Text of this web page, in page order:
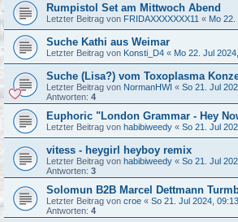
Rumpistol Set am Mittwoch Abend
Letzter Beitrag von FRIDAXXXXXXX11 « Mo 22.
Suche Kathi aus Weimar
Letzter Beitrag von Konsti_D4 « Mo 22. Jul
Suche (Lisa?) vom Toxoplasma
Letzter Beitrag von NormanHWI « So 21. Jul
Antworten: 4
Euphoric "London Grammar - Hey
Letzter Beitrag von habibiweedy « So 21. Jul
vitess - heygirl heyboy remix
Letzter Beitrag von habibiweedy « So 21. Jul
Antworten: 3
Solomun B2B Marcel Dettmann
Letzter Beitrag von croe « So 21. Jul 2024, 09:13
Antworten: 4